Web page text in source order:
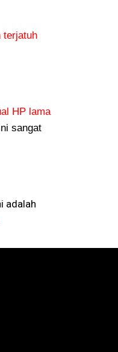
terjatuh
HP lama
sangat
adalah